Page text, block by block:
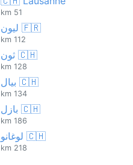
51 km
🇫🇷 ليون
112 km
🇨🇭 ثون
128 km
🇨🇭 بيال
134 km
🇨🇭 بازل
186 km
🇨🇭 لوغانو
218 km